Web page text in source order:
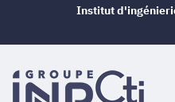
Institut